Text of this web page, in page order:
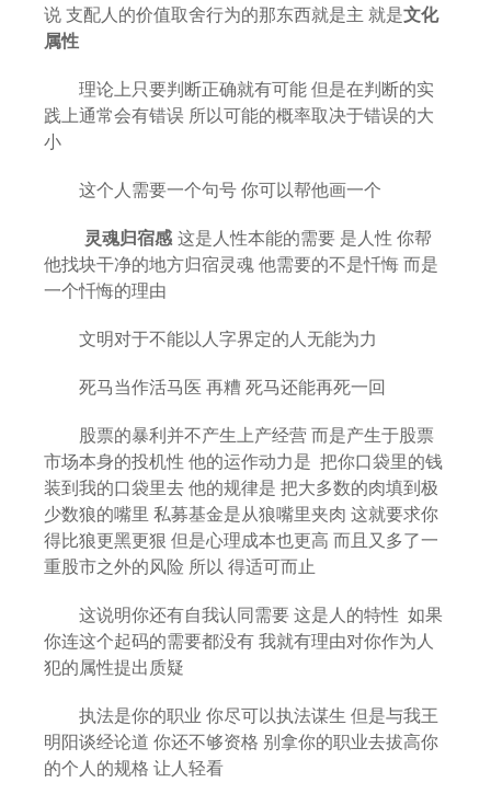
说 支配人的价值取舍行为的那东西就是主 就是文化
属性
理论上只要判断正确就有可能 但是在判断的实
践上通常会有错误 所以可能的概率取决于错误的大
小
这个人需要一个句号 你可以帮他画一个
灵魂归宿感 这是人性本能的需要 是人性 你帮
他找块干净的地方归宿灵魂 他需要的不是忏悔 而是
一个忏悔的理由
文明对于不能以人字界定的人无能为力
死马当作活马医 再糟 死马还能再死一回
股票的暴利并不产生上产经营 而是产生于股票
市场本身的投机性 他的运作动力是 把你口袋里的钱
装到我的口袋里去 他的规律是 把大多数的肉填到极
少数狼的嘴里 私募基金是从狼嘴里夹肉 这就要求你
得比狼更黑更狠 但是心理成本也更高 而且又多了一
重股市之外的风险 所以 得适可而止
这说明你还有自我认同需要 这是人的特性 如果
你连这个起码的需要都没有 我就有理由对你作为人
犯的属性提出质疑
执法是你的职业 你尽可以执法谋生 但是与我王
明阳谈经论道 你还不够资格 别拿你的职业去拔高你
的个人的规格 让人轻看